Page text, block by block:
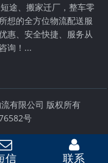
途、搬家迁厂，整车零
想的全方位物流配送服
惠、安全快捷、服务从
询！...
有限公司 版权所有
号
信 联系